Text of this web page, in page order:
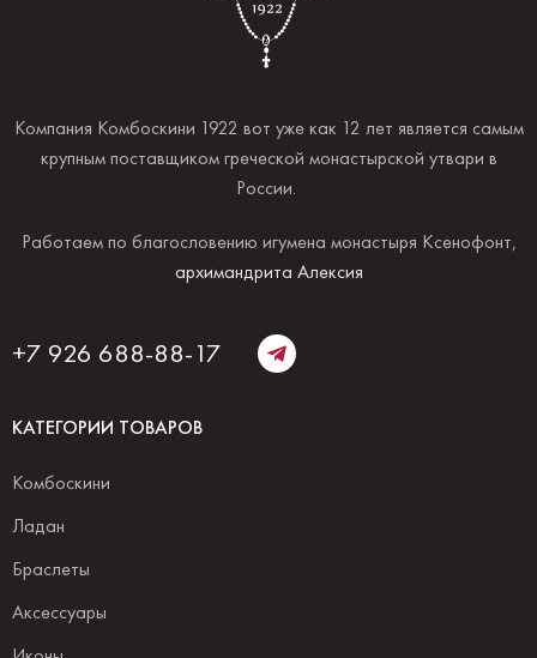
Компания Комбоскини 1922 вот уже как 12 лет является самым
крупным поставщиком греческой монастырской утвари в
России.
Работаем по благословению игумена монастыря Ксенофонт,
архимандрита Алексия
+7 926 688-88-17
КАТЕГОРИИ ТОВАРОВ
Комбоскини
Ладан
Браслеты
Аксессуары